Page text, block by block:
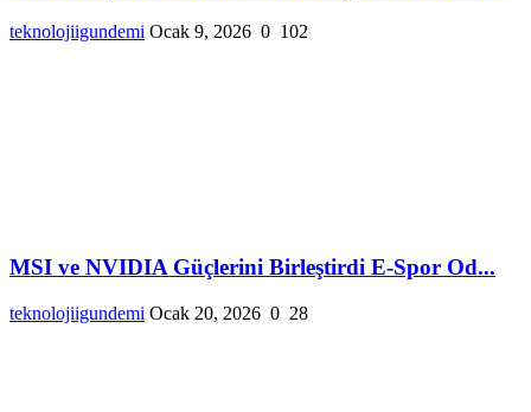
teknolojiigundemi Ocak 9, 2026 0 102
MSI ve NVIDIA Güçlerini Birleştirdi E-Spor Od...
teknolojiigundemi Ocak 20, 2026 0 28